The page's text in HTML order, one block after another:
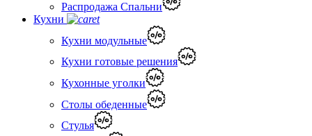
Распродажа Спальни
Кухни
Кухни модульные
Кухни готовые решения
Кухонные уголки
Столы обеденные
Стулья